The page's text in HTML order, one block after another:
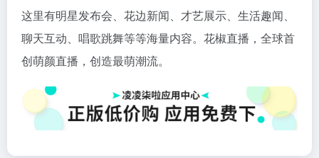
这里有明星发布会、花边新闻、才艺展示、生活趣闻、
聊天互动、唱歌跳舞等等海量内容。花椒直播，全球首
创萌颜直播，创造最萌潮流。